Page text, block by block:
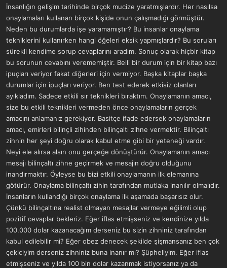
İnsanlığın gelişim tarihinde birçok mucize yaratmışlardır. Her nasılsa
onaylamaları kullanan birçok kişide onun çalışmadığı görmüştür.
Neden bu durumlarda işe yaramamıştır? Bu insanlar onaylama
tekniklerini kullanırken hangi öğeleri eksik yapmışlardır? Bu soruları
sürekli kendime sorup cevaplarını aradım. Sonuç olarak hiçbir kitap
bu sorunun cevabını verememiştir. Belli bir durum için bir kitap bazı
ipuçları veriyor fakat diğerleri için vermiyor. Başka kitaplar başka
durumlar için ipuçları veriyor. Ben test ederek etkisiz olanları
ayıkladım. Sadece etkili sır teknikleri bıraktım. Onaylamanın amacı,
size bu etkili teknikleri vermeden önce onaylamaların gerçek
amacını anlamanız gerekiyor. Basitçe ifade edersek onaylamaların
amacı, emirleri bilinçli zihinden bilinçaltı zihne vermektir. Bilinçaltı
zihnin her şeyi doğru olarak kabul etme gibi bir yeteneği vardır.
Neyi ele alırsa alsın onu gerçeğe dönüştürür. Onaylamanın amacı
mesajı bilinçaltı zihne geçirmek ve mesajın doğru olduğunu
inandırmaktır. Öyleyse bu bizi etkili onaylamanın ilk elemanına
götürür. Onaylama bilinçaltı zihin tarafından mutlaka inanılır olmalıdır.
İnsanların kullandığı birçok onaylama ilk aşamada başarısız olur.
Çünkü bilinçaltına realist olmayan mesajlar vermeye eğilimli olup
pozitif cevaplar bekleriz. Eğer iflas etmişseniz ve kendinize yılda
100.000 dolar kazanacağım derseniz bu sizin zihniniz tarafından
kabul edilebilir mi? Eğer obez denecek şekilde şişmansanız ben çok
çekiciyim derseniz zihniniz buna inanır mı? Şüpheliyim. Eğer iflas
etmişseniz ve yılda 100 bin dolar kazanmak istiyorsanız ya da